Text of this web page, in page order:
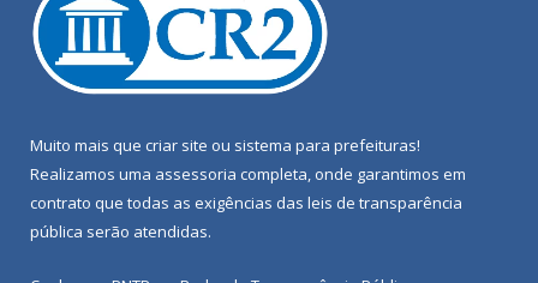
Muito mais que criar site ou sistema para prefeituras!
Realizamos uma assessoria completa, onde garantimos em
contrato que todas as exigências das leis de transparência
pública serão atendidas.